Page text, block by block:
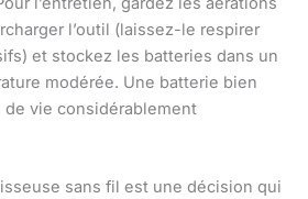
l’outil (laissez-le respirer
et stockez les batteries dans un
modérée. Une batterie bien
de vie considérablement
sans fil est une décision qui